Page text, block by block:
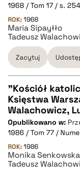
BIBTEX
pobierz cytat
1968 / Tom 17 / s.
ROK: 1968
Maria Sipayłło
Tadeusz
Zacytuj
CZYSTY TEKST
pobierz cytat
BIBTEX
"Kościół
Księstwa
Walachowicz,
Opublikowano w:
1986 / Tom 77 /
ROK: 1986
Monika
Tadeusz